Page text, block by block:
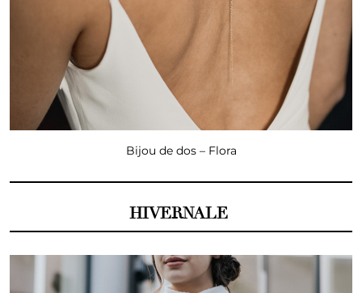
Bijou de dos – Flora
HIVERNALE